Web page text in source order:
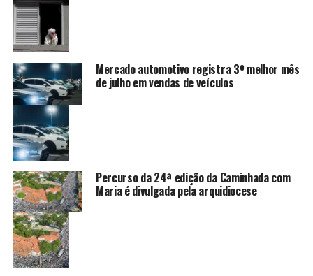
Mercado automotivo registra 3º melhor mês
de julho em vendas de veículos
Percurso da 24ª edição da Caminhada com
Maria é divulgada pela arquidiocese